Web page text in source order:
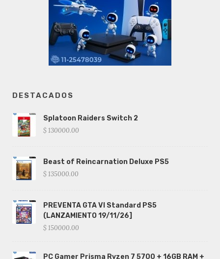
DESTACADOS
Splatoon Raiders Switch 2
$ 130000.00
Beast of Reincarnation Deluxe PS5
$ 135000.00
PREVENTA GTA VI Standard PS5
(LANZAMIENTO 19/11/26]
$ 150000.00
PC Gamer Prisma Ryzen 7 5700 + 16GB RAM +